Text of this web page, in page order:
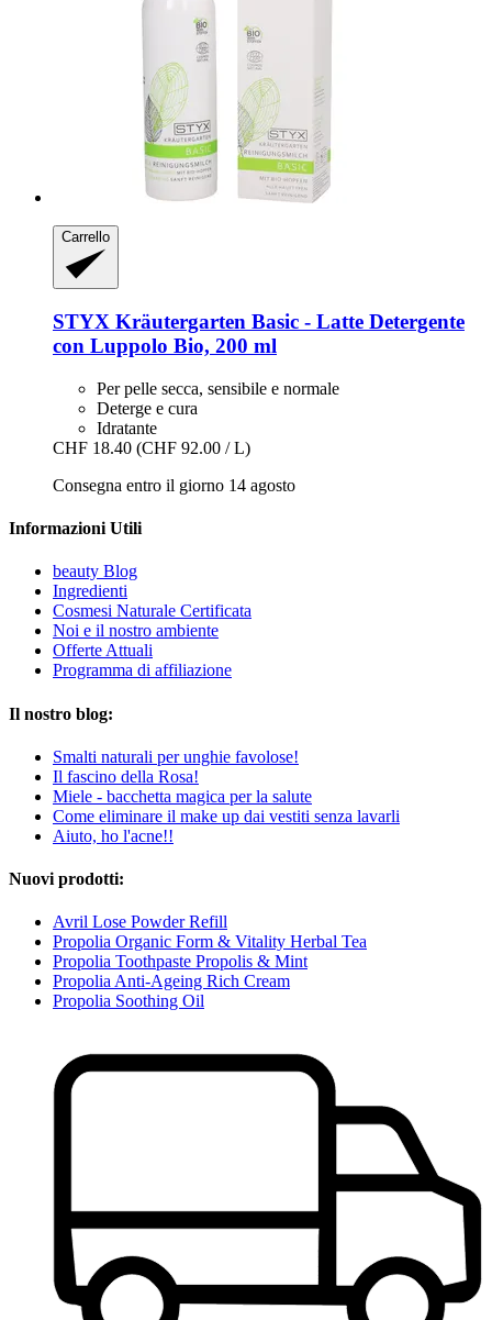
Carrello
STYX Kräutergarten Basic -​ Latte Detergente
con Luppolo Bio, 200 ml
Per pelle secca, sensibile e normale
Deterge e cura
Idratante
CHF 18.40 (CHF 92.00 / L)
Consegna entro il giorno 14 agosto
Informazioni Utili
beauty Blog
Ingredienti
Cosmesi Naturale Certificata
Noi e il nostro ambiente
Offerte Attuali
Programma di affiliazione
Il nostro blog:
Smalti naturali per unghie favolose!
Il fascino della Rosa!
Miele - bacchetta magica per la salute
Come eliminare il make up dai vestiti senza lavarli
Aiuto, ho l'acne!!
Nuovi prodotti:
Avril Lose Powder Refill
Propolia Organic Form & Vitality Herbal Tea
Propolia Toothpaste Propolis & Mint
Propolia Anti-Ageing Rich Cream
Propolia Soothing Oil